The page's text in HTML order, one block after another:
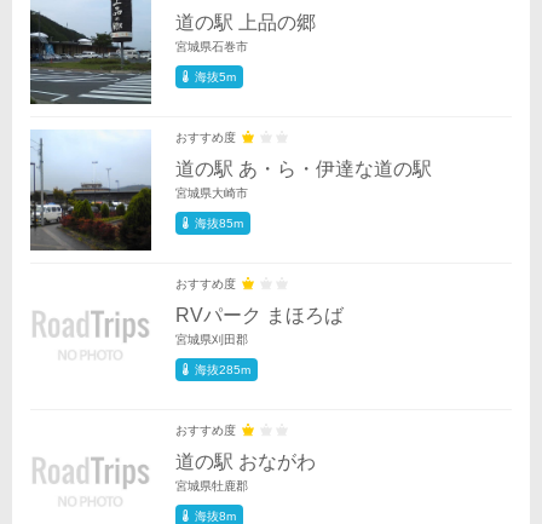
道の駅 上品の郷
宮城県石巻市
海抜5m
おすすめ度
道の駅 あ・ら・伊達な道の駅
宮城県大崎市
海抜85m
おすすめ度
RVパーク まほろば
宮城県刈田郡
海抜285m
おすすめ度
道の駅 おながわ
宮城県牡鹿郡
海抜8m